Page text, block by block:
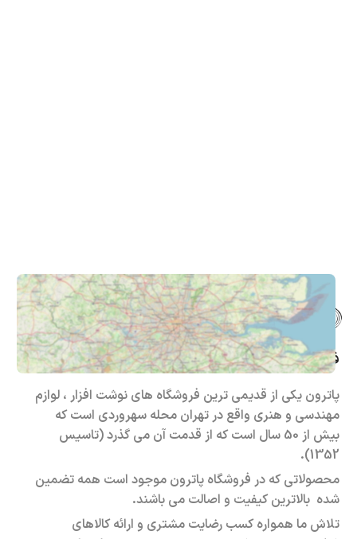
فروشگاه حضوری – اینترنتی پاترون
پاترون یکی از قدیمی ترین فروشگاه های نوشت افزار ، لوازم
مهندسی و هنری واقع در تهران محله سهروردی است که
بیش از 50 سال است که از قدمت آن می گذرد (تاسیس
1352).
محصولاتی که در فروشگاه پاترون موجود است همه تضمین
شده بالاترین کیفیت و اصالت می باشند.
تلاش ما همواره کسب رضایت مشتری و ارائه کالاهای